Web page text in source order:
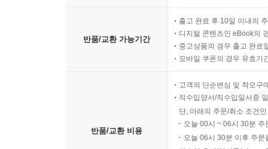
반품/교환 가능기간
출고 완료 후 10일 이내의
디지털 콘텐츠인 eBook의
중고상품의 경우 출고 완료
모바일 쿠폰의 경우 유효기
반품/교환 비용
고객의 단순변심 및 착오구
직수입양서/직수입일서중
단, 아래의 주문/취소 조건
오늘 00시 ~ 06시 30분
오늘 06시 30분 이후 주